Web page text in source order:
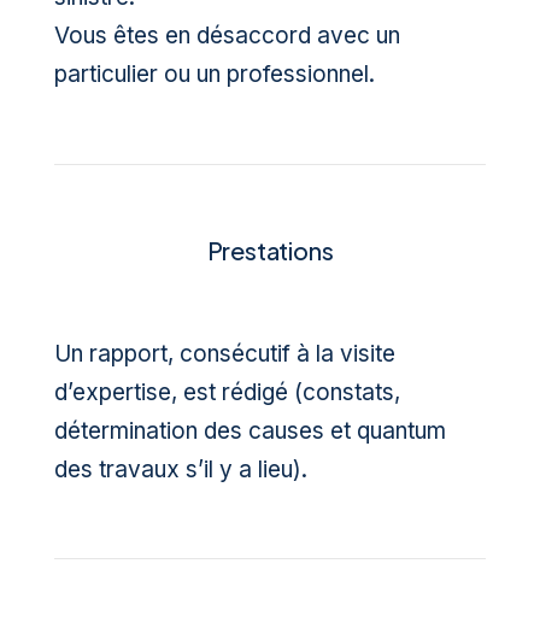
Vous êtes en désaccord avec un
particulier ou un professionnel.
Prestations
Un rapport, consécutif à la visite
d’expertise, est rédigé (constats,
détermination des causes et quantum
des travaux s’il y a lieu).